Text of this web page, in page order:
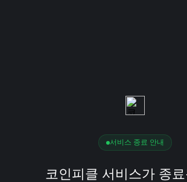
서비스 종료 안내
코인피클 서비스가 종